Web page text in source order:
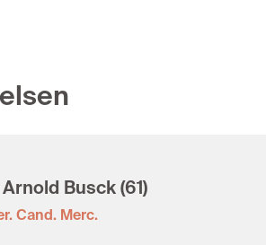
Busck(61)
Cand. Merc.